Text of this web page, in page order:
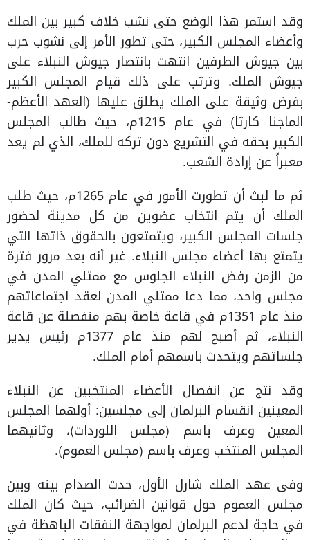
وقد استمر هذا الوضع حتى نشب خلاف كبير بين الملك
وأعضاء المجلس الكبير، حتى تطور الأمر إلى نشوب حرب
بين جيوش الطرفين انتهت بانتصار جيوش النبلاء على
جيوش الملك. وترتب على ذلك قيام المجلس الكبير
بفرض وثيقة على الملك يطلق عليها (العهد الأعظم-
الماجنا كارتا) في عام 1215م، حيث طالب المجلس
الكبير بحقه في التشريع دون تركه للملك، الذي لم يعد
معبراً عن إرادة الشعب.
ثم ما لبث أن تطورت الأمور في عام 1265م، حيث طلب
الملك أن يتم انتخاب عضوين من كل مدينة لحضور
جلسات المجلس الكبير، ويتمتعون بالحقوق ذاتها التي
يتمتع بها أعضاء مجلس النبلاء. غير أنه بعد مرور فترة
من الزمن رفض النبلاء الجلوس مع ممثلي المدن في
مجلس واحد، مما دعا ممثلي المدن لعقد اجتماعاتهم
منذ عام 1351م في قاعة خاصة بهم منفصلة عن قاعة
النبلاء، ثم أصبح لهم منذ عام 1377م رئيس يدير
جلساتهم ويتحدث باسمهم أمام الملك.
وقد نتج عن انفصال الأعضاء المنتخبين عن النبلاء
المعينين انقسام البرلمان إلى مجلسين: أولهما المجلس
المعين وعرف باسم (مجلس اللوردات)، وثانيهما
المجلس المنتخب وعرف باسم (مجلس العموم).
وفى عهد الملك شارل الأول، حدث الصدام بينه وبين
مجلس العموم حول قوانين الضرائب، حيث كان الملك
في حاجة لدعم البرلمان لمواجهة النفقات الباهظة في